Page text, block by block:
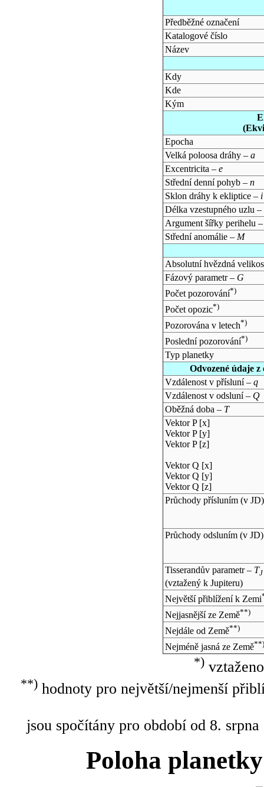
Předběžné označení
Katalogové číslo
Název
Kdy
Kde
Kým
Epocha
Velká poloosa dráhy – a
Excentricita – e
Střední denní pohyb – n
Sklon dráhy k ekliptice – i
Délka vzestupného uzlu –
Argument šířky perihelu
Střední anomálie – M
Absolutní hvězdná
Fázový parametr – G
Počet pozorování*)
Počet opozic*)
Pozorována v letech*)
Poslední pozorování*)
Typ planetky
Odvozené údaje
Vzdálenost v přísluní – q
Vzdálenost v odsluní – Q
Oběžná doba – T
Vektor P [x]
Vektor P [y]
Vektor P [z]
Vektor Q [x]
Vektor Q [y]
Vektor Q [z]
Průchody přísluním (v JD)
Průchody odsluním (v JD)
Tisserandův parametr – TJ
(vztažený k Jupiteru)
Největší přiblížení k Zemi
Nejjasnější ze Země**)
Nejdále od Země**)
Nejméně jasná ze Země**)
*)
**)hodnoty pro největší/nejmenší
jsou spočítány pro období od 8.
Poloha